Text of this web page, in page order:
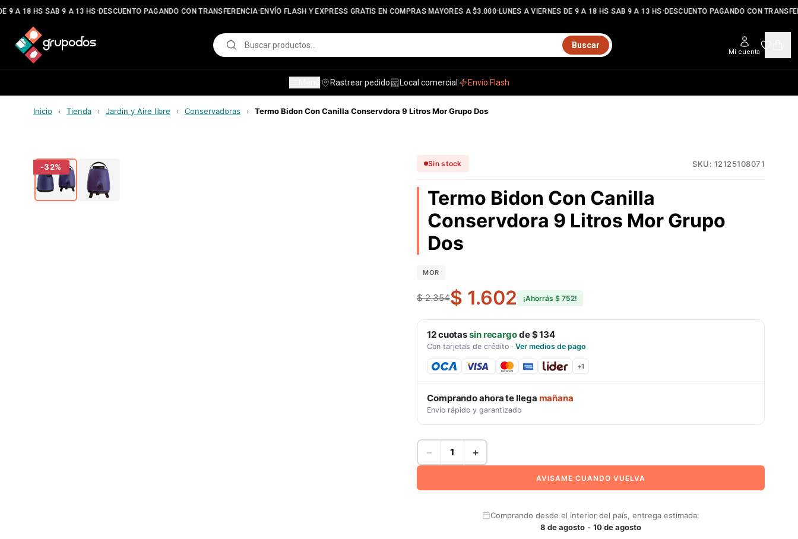
9 A 18 HS SAB 9 A 13 HS•DESCUENTO PAGANDO CON TRANSFERENCIA•ENVÍO FLASH Y EXPRESS GRATIS EN COMPRAS MAYORES A $3.000•LUNES A VIERNES DE 9 A 18 HS SAB 9 A 13 HS•DESCUENTO PAGANDO CON
Buscar
Mi cuenta
Rastrear pedido Local comercial Envío Flash
Inicio › Tienda › Jardin y Aire libre › Conservadoras › Termo Bidon Con Canilla Conservdora 9 Litros Mor Grupo Dos
-32% Sin stock SKU: 12125108071
Termo Bidon Con Canilla
Conservdora 9 Litros Mor Grupo
Dos
MOR
$ 2.354$ 1.602 ¡Ahorrás $ 752!
12cuotassin recargode$ 134
Con tarjetas de crédito · Ver medios de pago
+1
Comprando ahora te llega mañana
Envío rápido y garantizado
− +
AVISAME CUANDO VUELVA
Comprando desde el interior del país, entrega estimada:
8 de agosto - 10 de agosto